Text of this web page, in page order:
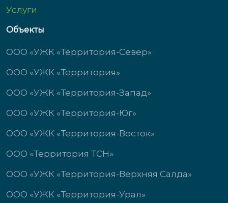
Услуги
Объекты
ООО «УЖК «Территория-Север»
ООО «УЖК «Территория»
ООО «УЖК «Территория-Запад»
ООО «УЖК «Территория-Юг»
ООО «УЖК «Территория-Восток»
ООО «Территория ТСН»
ООО «УЖК «Территория-Верхняя Салда»
ООО «УЖК «Территория-Урал»